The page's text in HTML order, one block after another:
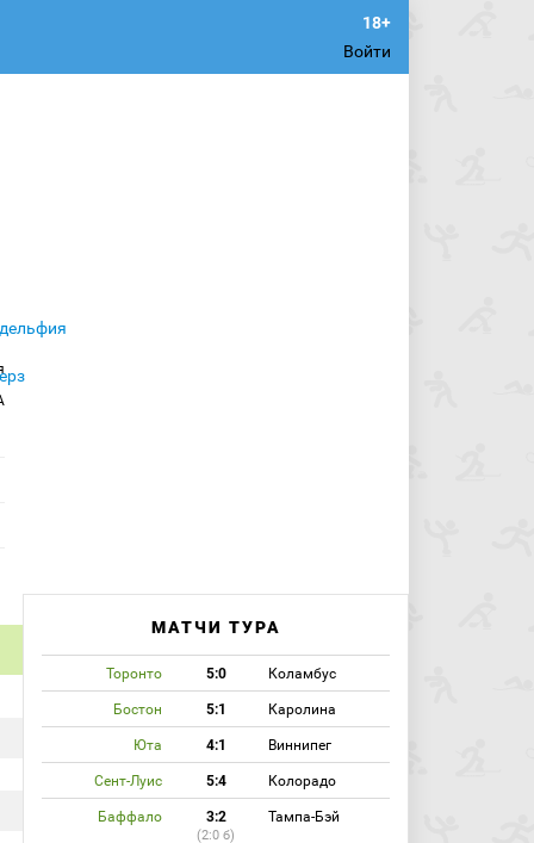
Войти
МАТЧИ ТУРА
Торонто 5:0 Коламбус
Бостон 5:1 Каролина
Юта 4:1 Виннипег
Сент-Луис 5:4 Колорадо
Баффало 3:2 Тампа-Бэй
(2:0 б)